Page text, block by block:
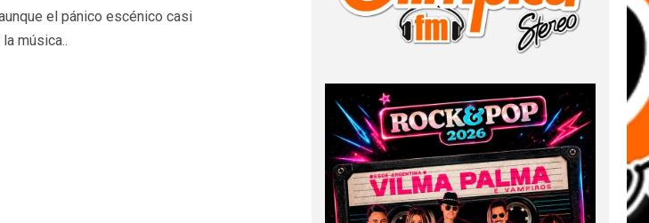
el pánico escénico casi
música..